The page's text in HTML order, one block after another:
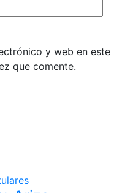
y web en este
que comente.